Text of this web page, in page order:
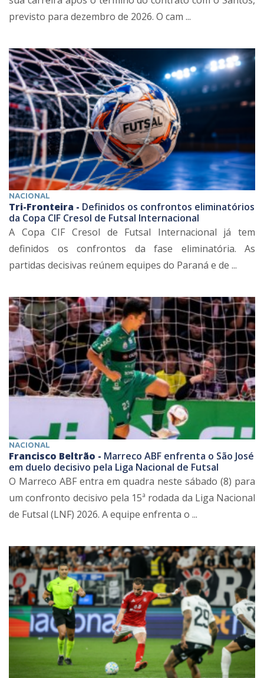
previsto para dezembro de 2026. O cam ...
NACIONAL
Tri-Fronteira - Definidos os confrontos eliminatórios
da Copa CIF Cresol de Futsal Internacional
A Copa CIF Cresol de Futsal Internacional já tem
definidos os confrontos da fase eliminatória. As
partidas decisivas reúnem equipes do Paraná e de ...
NACIONAL
Francisco Beltrão - Marreco ABF enfrenta o São José
em duelo decisivo pela Liga Nacional de Futsal
O Marreco ABF entra em quadra neste sábado (8) para
um confronto decisivo pela 15ª rodada da Liga Nacional
de Futsal (LNF) 2026. A equipe enfrenta o ...